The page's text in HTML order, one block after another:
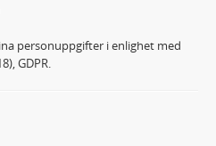
personuppgifter i enlighet med
GDPR.